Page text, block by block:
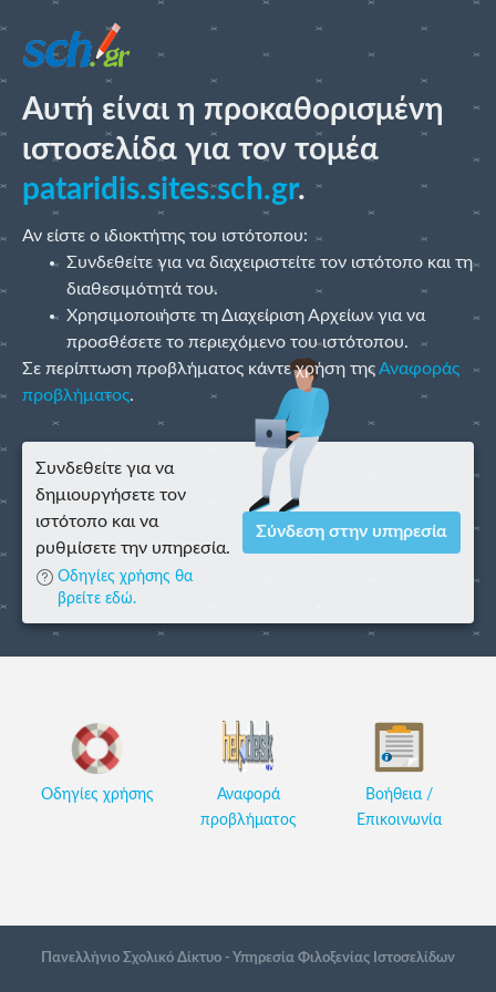
Αυτή είναι η προκαθορισμένη
ιστοσελίδα για τον τομέα
pataridis.sites.sch.gr.
Αν είστε ο ιδιοκτήτης του ιστότοπου:
Συνδεθείτε για να διαχειριστείτε τον ιστότοπο και τη
διαθεσιμότητά του.
Χρησιμοποιήστε τη Διαχείριση Αρχείων για να
προσθέσετε το περιεχόμενο του ιστότοπου.
Σε περίπτωση προβλήματος κάντε χρήση τηςΑναφοράς
προβλήματος.
Συνδεθείτε για να
δημιουργήσετε τον
ιστότοπο και να
ρυθμίσετε την υπηρεσία.
Οδηγίες χρήσης θα
βρείτε εδώ.
Σύνδεση στην υπηρεσία
Οδηγίες χρήσης
Αναφορά
προβλήματος
Βοήθεια /
Επικοινωνία
Πανελλήνιο Σχολικό Δίκτυο - Υπηρεσία Φιλοξενίας Ιστοσελίδων